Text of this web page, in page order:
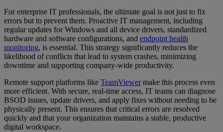
For enterprise IT professionals, the ultimate goal is not just to fix
errors but to prevent them. Proactive IT management, including
regular updates for Windows and all device drivers, standardized
hardware and software configurations, and endpoint health
monitoring, is essential. This strategy significantly reduces the
likelihood of conflicts that lead to system crashes, minimizing
downtime and supporting company-wide productivity.
Remote support platforms like TeamViewermake this process even
more efficient. With secure, real-time access, IT teams can diagnose
BSOD issues, update drivers, and apply fixes without needing to be
physically present. This ensures that critical errors are resolved
quickly and that your organization maintains a stable, productive
digital workspace.